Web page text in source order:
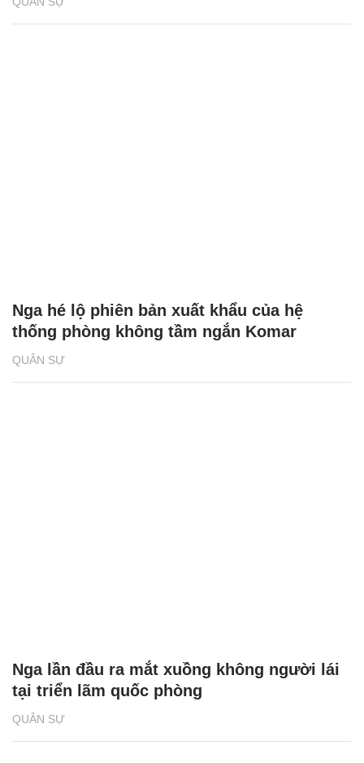
QUÂN SỰ
Nga hé lộ phiên bản xuất khẩu của hệ
thống phòng không tầm ngắn Komar
QUÂN SỰ
Nga lần đầu ra mắt xuồng không người lái
tại triển lãm quốc phòng